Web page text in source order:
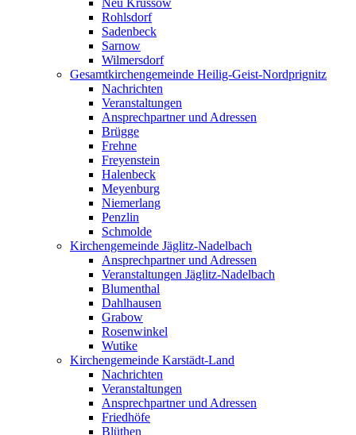
Rohlsdorf
Sadenbeck
Sarnow
Wilmersdorf
Gesamtkirchengemeinde Heilig-Geist-Nordprignitz
Nachrichten
Veranstaltungen
Ansprechpartner und Adressen
Brügge
Frehne
Freyenstein
Halenbeck
Meyenburg
Niemerlang
Penzlin
Schmolde
Kirchengemeinde Jäglitz-Nadelbach
Ansprechpartner und Adressen
Veranstaltungen Jäglitz-Nadelbach
Blumenthal
Dahlhausen
Grabow
Rosenwinkel
Wutike
Kirchengemeinde Karstädt-Land
Nachrichten
Veranstaltungen
Ansprechpartner und Adressen
Friedhöfe
Blüthen